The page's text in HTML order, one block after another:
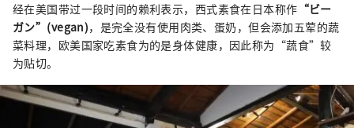
经在美国带过一段时间的赖利表示，西式素食在日本称作 “ビー
ガン”(vegan)，是完全没有使用肉类、蛋奶，但会添加五荤的蔬
菜料理，欧美国家吃素食为的是身体健康，因此称为“蔬食”较
为贴切。